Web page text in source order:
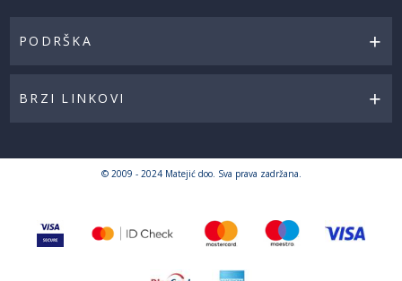
PODRŠKA
BRZI LINKOVI
© 2009 - 2024 Matejić doo. Sva prava zadržana.